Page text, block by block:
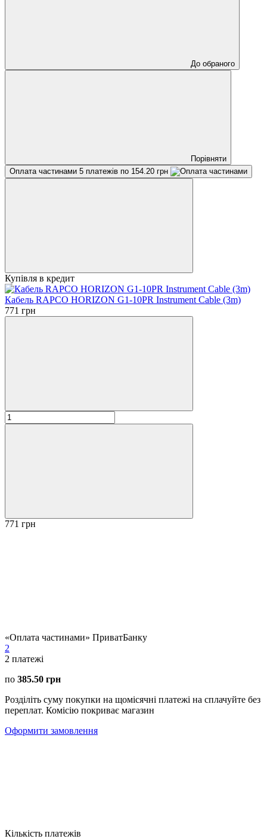
До обраного
Порівняти
Оплата частинами 5 платежів по 154.20 грн
Купівля в кредит
Кабель RAPCO HORIZON G1-10PR Instrument Cable (3m)
771 грн
771 грн
«Оплата частинами» ПриватБанку
2
2 платежі
по 385.50 грн
Розділіть суму покупки на щомісячні платежі на сплачуйте без
переплат. Комісію покриває магазин
Оформити замовлення
Кількість платежів